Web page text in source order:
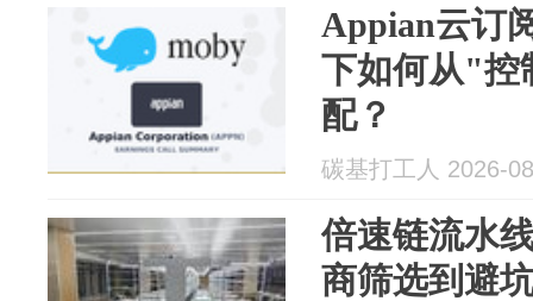
Appian云订
下如何从"控
配？
碳基打工人 2026-
倍速链流水
商筛选到避